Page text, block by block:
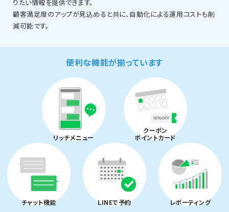
りたい情報を提供できます。
顧客満足度のアップが見込めると共に、自動化による運用コストも削
減可能です。
便利な機能が揃っています
リッチメニュー
クーポン
ポイントカード
チャット機能 LINEで予約 レポーティング